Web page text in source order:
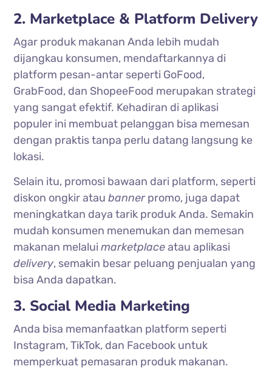
2. Marketplace & Platform Delivery
Agar produk makanan Anda lebih mudah
dijangkau konsumen, mendaftarkannya di
platform pesan-antar seperti GoFood,
GrabFood, dan ShopeeFood merupakan strategi
yang sangat efektif. Kehadiran di aplikasi
populer ini membuat pelanggan bisa memesan
dengan praktis tanpa perlu datang langsung ke
lokasi.
Selain itu, promosi bawaan dari platform, seperti
diskon ongkir ataubannerpromo, juga dapat
meningkatkan daya tarik produk Anda. Semakin
mudah konsumen menemukan dan memesan
makanan melaluimarketplaceatau aplikasi
delivery, semakin besar peluang penjualan yang
bisa Anda dapatkan.
3. Social Media Marketing
Anda bisa memanfaatkan platform seperti
Instagram, TikTok, dan Facebook untuk
memperkuat pemasaran produk makanan.